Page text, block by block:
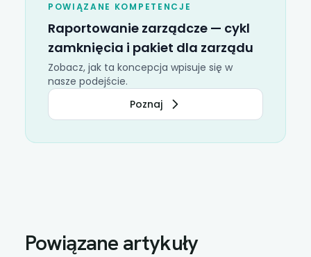
POWIĄZANE KOMPETENCJE
Raportowanie zarządcze — cykl
zamknięcia i pakiet dla zarządu
Zobacz, jak ta koncepcja wpisuje się w
nasze podejście.
Poznaj
Powiązane artykuły